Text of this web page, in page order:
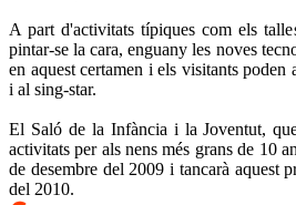
A part d'activitats típiques com els
pintar-se la cara, enguany les noves
en aquest certamen i els visitants
i al sing-star.
El Saló de la Infància i la Joventut,
activitats per als nens més grans de 10
de desembre del 2009 i tancarà aquest
del 2010.